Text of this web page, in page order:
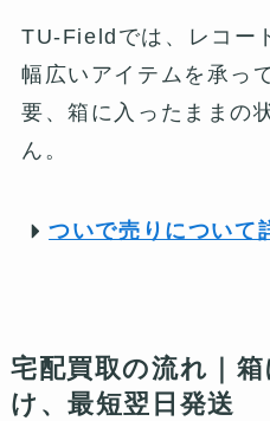
TU-Fieldでは、レコー
幅広いアイテムを承っ
要、箱に入ったままの
ん。
ついで売りについて
宅配買取の流れ｜
け、最短翌日発送